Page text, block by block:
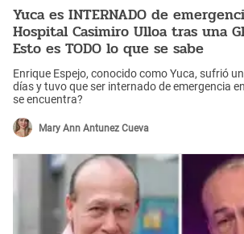
Yuca es INTERNADO de
Hospital Casimiro Ulloa tras una
Esto es TODO lo que se sabe
Enrique Espejo, conocido como Yuca, sufrió
días y tuvo que ser internado de emergencia
se encuentra?
Mary Ann Antunez Cueva